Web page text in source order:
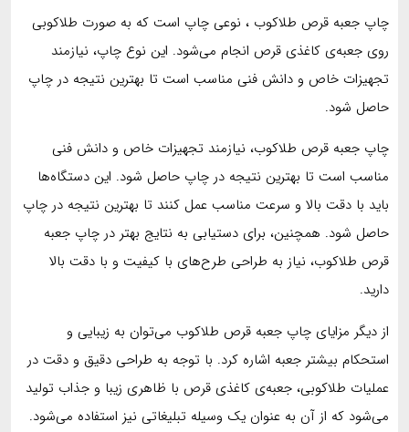
چاپ جعبه قرص طلاکوب ، نوعی چاپ است که به صورت طلاکوبی
روی جعبه‌ی کاغذی قرص انجام می‌شود. این نوع چاپ، نیازمند
تجهیزات خاص و دانش فنی مناسب است تا بهترین نتیجه در چاپ
حاصل شود.
چاپ جعبه قرص طلاکوب، نیازمند تجهیزات خاص و دانش فنی
مناسب است تا بهترین نتیجه در چاپ حاصل شود. این دستگاه‌ها
باید با دقت بالا و سرعت مناسب عمل کنند تا بهترین نتیجه در چاپ
حاصل شود. همچنین، برای دستیابی به نتایج بهتر در چاپ جعبه
قرص طلاکوب، نیاز به طراحی طرح‌های با کیفیت و با دقت بالا
دارید.
از دیگر مزایای چاپ جعبه قرص طلاکوب می‌توان به زیبایی و
استحکام بیشتر جعبه اشاره کرد. با توجه به طراحی دقیق و دقت در
عملیات طلاکوبی، جعبه‌ی کاغذی قرص با ظاهری زیبا و جذاب تولید
می‌شود که از آن به عنوان یک وسیله تبلیغاتی نیز استفاده می‌شود.